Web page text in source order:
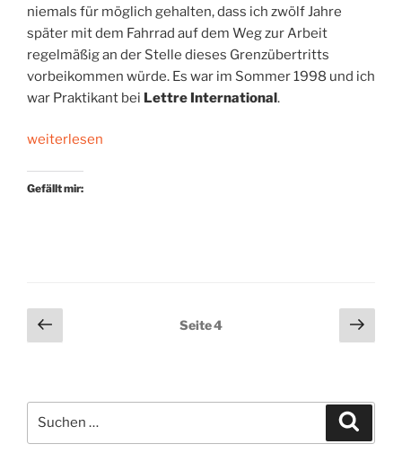
niemals für möglich gehalten, dass ich zwölf Jahre
später mit dem Fahrrad auf dem Weg zur Arbeit
regelmäßig an der Stelle dieses Grenzübertritts
vorbeikommen würde. Es war im Sommer 1998 und ich
war Praktikant bei Lettre International.
„Ausflug
Europas
weiterlesen
Gefällt mir:
Seitennummerierung
der
Vorherige
Seite
Seite4
nach: